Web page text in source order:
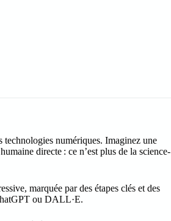
technologies numériques. Imaginez une
directe : ce n’est plus de la science-
marquée par des étapes clés et des
ou DALL·E.